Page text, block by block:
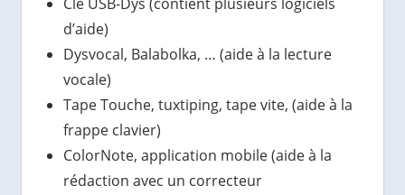
Clé USB-Dys (contient plusieurs logiciels
d’aide)
Dysvocal, Balabolka, … (aide à la lecture
vocale)
Tape Touche, tuxtiping, tape vite, (aide à la
frappe clavier)
ColorNote, application mobile (aide à la
rédaction avec un correcteur